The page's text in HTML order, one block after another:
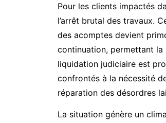
Pour les clients impactés
l’arrêt brutal des travaux.
des acomptes devient
continuation, permettant la
liquidation judiciaire est
confrontés à la nécessité
réparation des désordres
La situation génère un